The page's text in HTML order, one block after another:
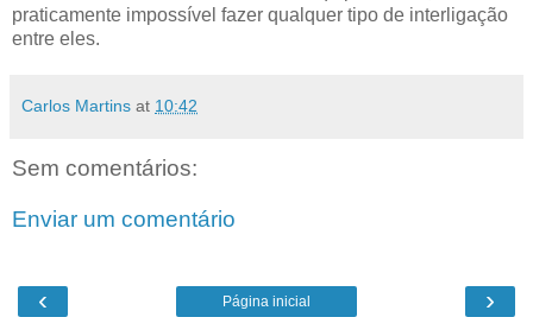
praticamente impossível fazer qualquer tipo de interligação
entre eles.
Carlos Martins at 10:42
Sem comentários:
Enviar um comentário
‹ ›
Página inicial